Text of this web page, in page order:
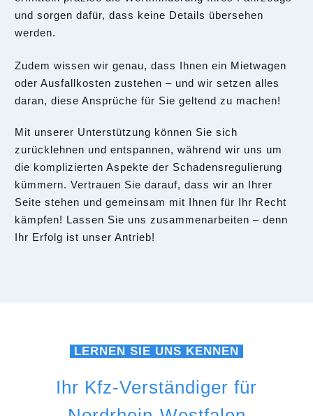
und sorgen dafür, dass keine Details übersehen
werden.
Zudem wissen wir genau, dass Ihnen ein Mietwagen
oder Ausfallkosten zustehen – und wir setzen alles
daran, diese Ansprüche für Sie geltend zu machen!
Mit unserer Unterstützung können Sie sich
zurücklehnen und entspannen, während wir uns um
die komplizierten Aspekte der Schadensregulierung
kümmern. Vertrauen Sie darauf, dass wir an Ihrer
Seite stehen und gemeinsam mit Ihnen für Ihr Recht
kämpfen! Lassen Sie uns zusammenarbeiten – denn
Ihr Erfolg ist unser Antrieb!
LERNEN SIE UNS KENNEN
Ihr Kfz-Verständiger für